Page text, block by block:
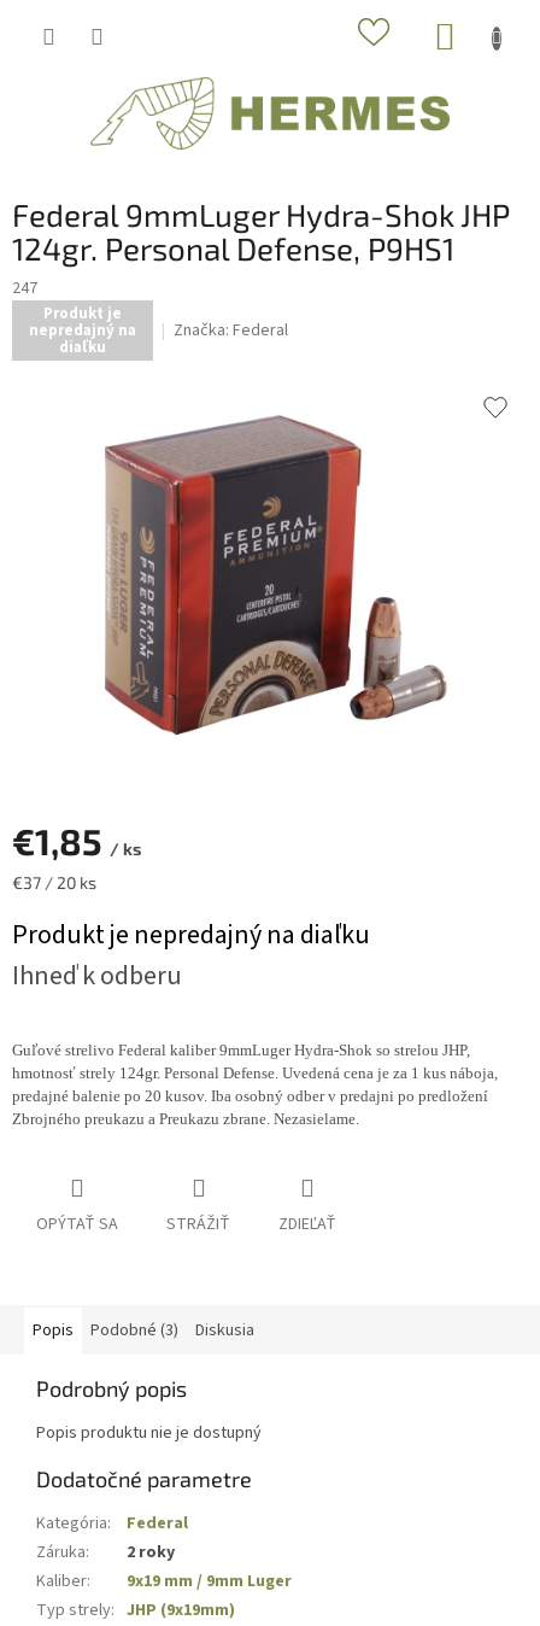
Federal 9mmLuger Hydra-Shok JHP
124gr. Personal Defense, P9HS1
247
Produkt je
nepredajný na
diaľku
Značka: Federal
€1,85 / ks
Jednotková
€37 / 20 ks
Produkt je nepredajný na diaľku
Ihneď k odberu
Guľové strelivo Federal kaliber 9mmLuger Hydra-Shok so strelou JHP,
hmotnosť strely 124gr. Personal Defense. Uvedená cena je za 1 kus náboja,
predajné balenie po 20 kusov. Iba osobný odber v predajni po predložení
Zbrojného preukazu a Preukazu zbrane. Nezasielame.
OPÝTAŤ SA STRÁŽIŤ ZDIEĽAŤ
Popis Podobné (3) Diskusia
Podrobný popis
Popis produktu nie je dostupný
Dodatočné parametre
Kategória:
Federal
Záruka:
2 roky
Kaliber:
9x19 mm / 9mm Luger
Typ strely: JHP (9x19mm)